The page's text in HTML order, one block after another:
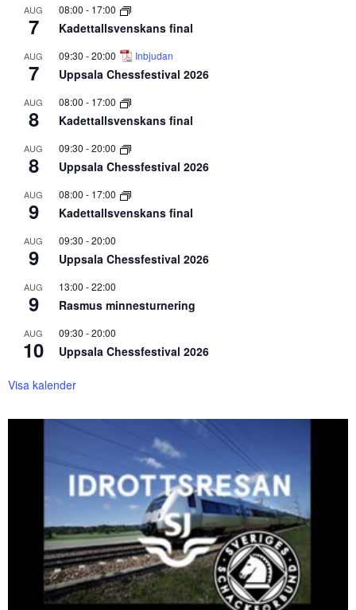
AUG
7
08:00 - 17:00
Kadettallsvenskans final
AUG
7
09:30 -20:00 Inbjudan
Uppsala Chessfestival 2026
AUG
8
08:00 - 17:00
Kadettallsvenskans final
AUG
8
09:30 -20:00
Uppsala Chessfestival 2026
AUG
9
08:00 - 17:00
Kadettallsvenskans final
AUG
9
09:30 -20:00
Uppsala Chessfestival 2026
AUG
9
13:00 -22:00
Rasmus minnesturnering
AUG
10
09:30 -20:00
Uppsala Chessfestival 2026
Visa kalender